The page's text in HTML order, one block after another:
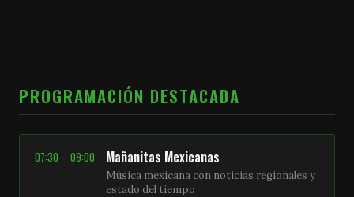
PROGRAMACIÓN DESTACADA
07:30 – 09:00 Mañanitas Mexicanas
Música mexicana con noticias regionales y
estado del tiempo